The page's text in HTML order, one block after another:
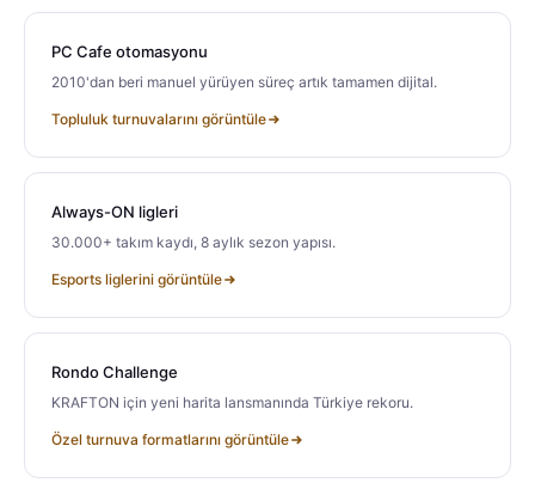
PC Cafe otomasyonu
2010'dan beri manuel yürüyen süreç artık tamamen dijital.
Topluluk turnuvalarını görüntüle
Always-ON ligleri
30.000+ takım kaydı, 8 aylık sezon yapısı.
Esports liglerini görüntüle
Rondo Challenge
KRAFTON için yeni harita lansmanında Türkiye rekoru.
Özel turnuva formatlarını görüntüle